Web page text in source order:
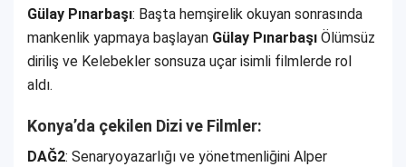
Gülay Pınarbaşı: Başta hemşirelik okuyan sonrasında
mankenlik yapmaya başlayan Gülay Pınarbaşı Ölümsüz
diriliş ve Kelebekler sonsuza uçar isimli filmlerde rol
aldı.
Konya’da çekilen Dizi ve Filmler:
DAĞ2: Senaryoyazarlığı ve yönetmenliğini Alper